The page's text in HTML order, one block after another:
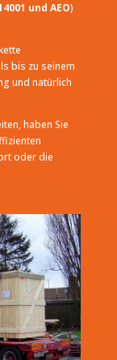
und AEO)
bis zu seinem
und natürlich
haben Sie
oder die